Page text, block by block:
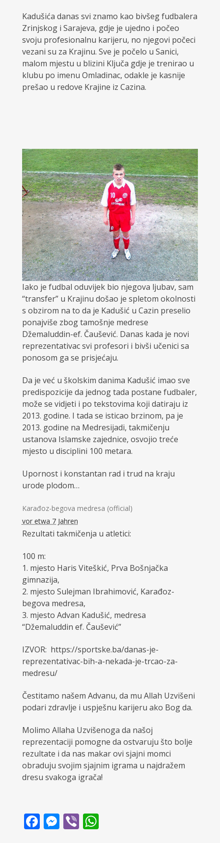
Kadušića danas svi znamo kao bivšeg fudbalera
Zrinjskog i Sarajeva, gdje je ujedno i počeo
svoju profesionalnu karijeru, no njegovi počeci
vezani su za Krajinu. Sve je počelo u Sanici,
malom mjestu u blizini Ključa gdje je trenirao u
klubu po imenu Omladinac, odakle je kasnije
prešao u redove Krajine iz Cazina.
Iako je fudbal oduvijek bio njegova ljubav, sam
“transfer” u Krajinu došao je spletom okolnosti
s obzirom na to da je Kadušić u Cazin preselio
ponajviše zbog tamošnje medrese
Džemaluddin-ef. Čaušević. Danas kada je novi
reprezentativac svi profesori i bivši učenici sa
ponosom ga se prisjećaju.
Da je već u školskim danima Kadušić imao sve
predispozicije da jednog tada postane fudbaler,
može se vidjeti i po tekstovima koji datiraju iz
2013. godine. I tada se isticao brzinom, pa je
2013. godine na Medresijadi, takmičenju
ustanova Islamske zajednice, osvojio treće
mjesto u disciplini 100 metara.
Upornost i konstantan rad i trud na kraju
urode plodom…
Karađoz-begova medresa (official)
vor etwa 7 Jahren
Rezultati takmičenja u atletici:
100 m:
1. mjesto Haris Viteškić, Prva Bošnjačka
gimnazija,
2. mjesto Sulejman Ibrahimović, Karađoz-
begova medresa,
3. mjesto Advan Kadušić, medresa
“Džemaluddin ef. Čaušević”
IZVOR: https://sportske.ba/danas-je-
reprezentativac-bih-a-nekada-je-trcao-za-
medresu/
Čestitamo našem Advanu, da mu Allah Uzvišeni
podari zdravlje i uspješnu karijeru ako Bog da.
Molimo Allaha Uzvišenoga da našoj
reprezentaciji pomogne da ostvaruju što bolje
rezultate i da nas makar ovi sjajni momci
obraduju svojim sjajnim igrama u najdražem
dresu svakoga igrača!
Facebook
Messenger
ViberWhatsApp